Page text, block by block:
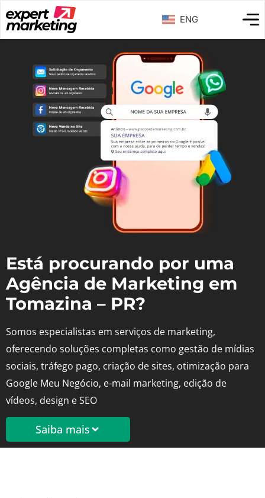
ENG
Está procurando por uma
Agência de Marketing em
Tomazina – PR?
Somos especialistas em serviços de marketing,
oferecendo soluções completas como gestão de mídias
sociais, tráfego pago, criação de sites, otimização para
Google Meu Negócio, e-mail marketing, edição de
vídeos, design e SEO
Saiba mais